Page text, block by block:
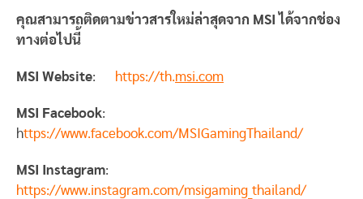
คุณสามารถติดตามข่าวสารใหม่ล่าสุดจาก MSI ได้จากช่อง
ทางต่อไปนี้
MSI Website: https://th.msi.com
MSI Facebook:
https://www.facebook.com/MSIGamingThailand/
MSI Instagram:
https://www.instagram.com/msigaming_thailand/